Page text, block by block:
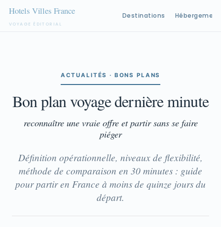
VOYAGE ÉDITORIAL
Destinations Hébergement
ACTUALITÉS · BONS PLANS
Bon plan voyage dernière minute
reconnaître une vraie offre et partir sans se faire
piéger
Définition opérationnelle, niveaux de flexibilité,
méthode de comparaison en 30 minutes : guide
pour partir en France à moins de quinze jours du
départ.